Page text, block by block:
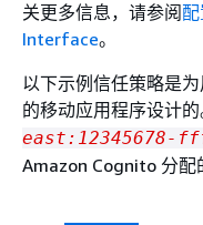
关更多信息，请参阅
Interface。
以下示例信任策略是
的移动应用程序设计的
Amazon Cognito 分配